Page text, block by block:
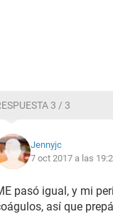
3 / 3
Jennyjc
7 oct 2017 a las
pasó igual, y mi
así que